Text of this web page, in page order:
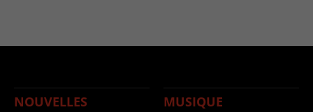
NOUVELLES MUSIQUE